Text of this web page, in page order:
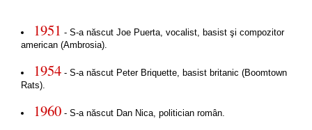
1951 - S-a născut Joe Puerta, vocalist, basist şi compozitor
american (Ambrosia).
1954- S-a născut Peter Briquette, basist britanic (Boomtown
Rats).
1960- S-a născut Dan Nica, politician român.